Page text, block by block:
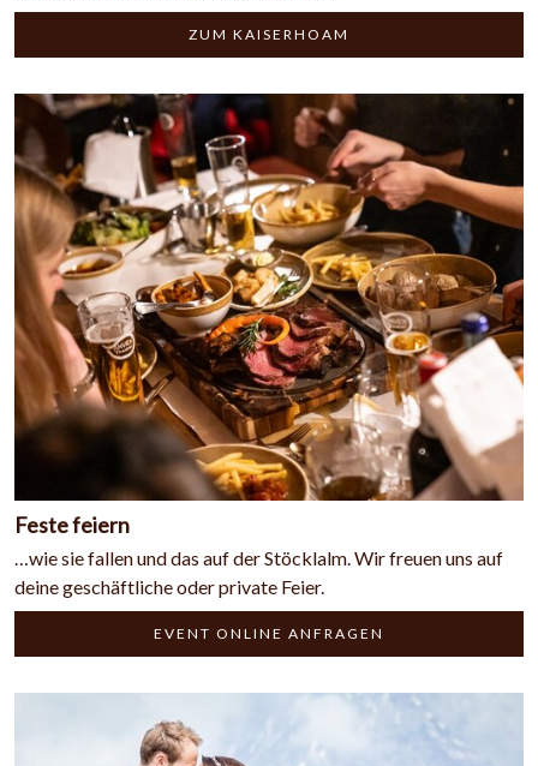
ZUM KAISERHOAM
Feste feiern
…wie sie fallen und das auf der Stöcklalm. Wir freuen uns auf
deine geschäftliche oder private Feier.
EVENT ONLINE ANFRAGEN